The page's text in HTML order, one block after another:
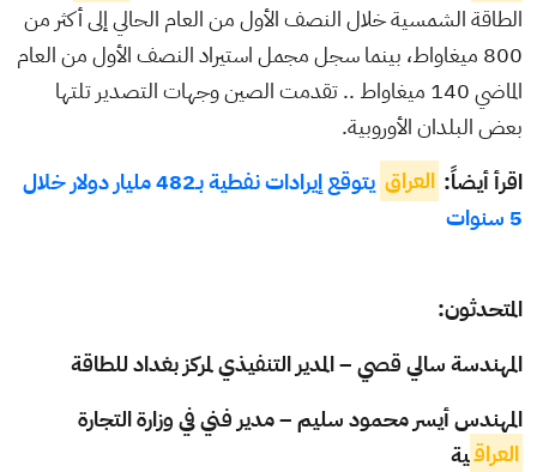
الطاقة الشمسية خلال النصف الأول من العام الحالي إلى أكثر من
800 ميغاواط، بينما سجل مجمل استيراد النصف الأول من العام
الماضي 140 ميغاواط .. تقدمت الصين وجهات التصدير تلتها
بعض البلدان الأوروبية.
اقرأ أيضاً: العراق
يتوقع إيرادات نفطية بـ482 مليار دولار خلال
5 سنوات
المتحدثون:
المهندسة سالي قصي – المدير التنفيذي لمركز بغداد للطاقة
المهندس أيسر محمود سليم – مدير فني في وزارة التجارة
العراقية